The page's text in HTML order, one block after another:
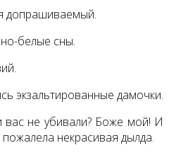
допрашиваемый.
белые сны.
экзальтированные дамочки.
не убивали? Боже мой! И
некрасивая дылда.